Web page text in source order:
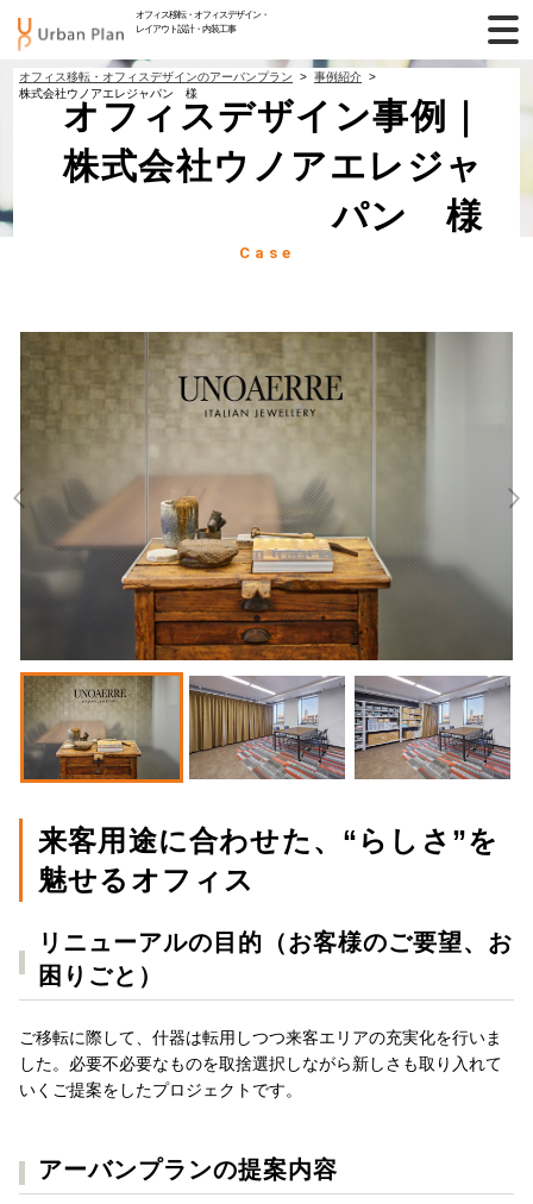
オフィス移転・オフィスデザイン・
レイアウト設計・内装工事
オフィス移転・オフィスデザインのアーバンプラン
事例紹介
株式会社ウノアエレジャパン 様
オフィスデザイン事例｜
株式会社ウノアエレジャ
パン 様
Case
来客用途に合わせた、“らしさ”を
魅せるオフィス
リニューアルの目的（お客様のご要望、お
困りごと）
ご移転に際して、什器は転用しつつ来客エリアの充実化を行いま
した。必要不必要なものを取捨選択しながら新しさも取り入れて
いくご提案をしたプロジェクトです。
アーバンプランの提案内容